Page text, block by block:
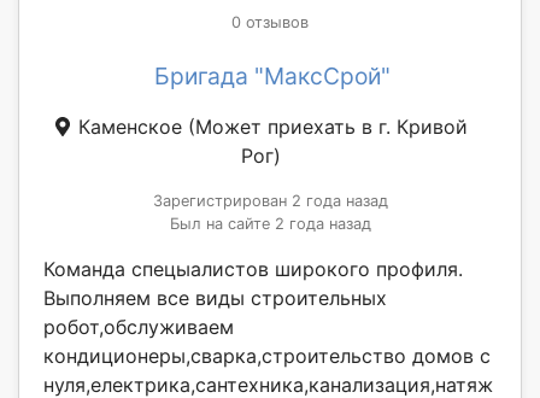
0 отзывов
Бригада "МаксСрой"
Каменское (Может приехать в г. Кривой
Рог)
Зарегистрирован 2 года назад
Был на сайте 2 года назад
Команда спецыалистов широкого профиля.
Выполняем все виды строительных
робот,обслуживаем
кондиционеры,сварка,строительство домов с
нуля,електрика,сантехника,канализация,натяж